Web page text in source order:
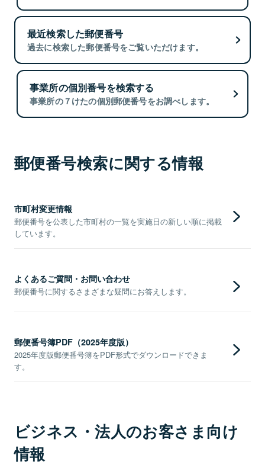
最近検索した郵便番号
過去に検索した郵便番号をご覧いただけます。
事業所の個別番号を検索する
事業所の７けたの個別郵便番号をお調べします。
郵便番号検索に関する情報
市町村変更情報
郵便番号を公表した市町村の一覧を実施日の新しい順に掲載
しています。
よくあるご質問・お問い合わせ
郵便番号に関するさまざまな疑問にお答えします。
郵便番号簿PDF（2025年度版）
2025年度版郵便番号簿をPDF形式でダウンロードできま
す。
ビジネス・法人のお客さま向け
情報